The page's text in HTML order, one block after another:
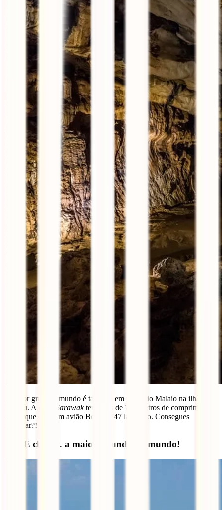
A maior gruta do mundo é também em território Malaio na ilha de
Bornéu. A gruta
Sarawaktem mais de 700 metros de comprimento e
dizem que cabe um avião Boeing 747 lá dentro. Consegues
imaginar?!
10 – E claro… a maior rotunda do mundo!